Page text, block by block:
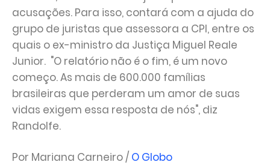
acusações. Para isso, contará com a ajuda do
grupo de juristas que assessora a CPI, entre os
quais o ex-ministro da Justiça Miguel Reale
Junior. "O relatório não é o fim, é um novo
começo. As mais de 600.000 famílias
brasileiras que perderam um amor de suas
vidas exigem essa resposta de nós", diz
Randolfe.
Por Mariana Carneiro / O Globo